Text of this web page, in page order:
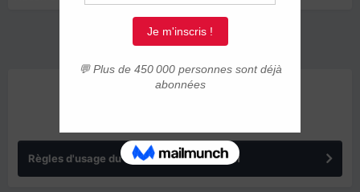
Règles d'usage du forum IMMIGRER.COM